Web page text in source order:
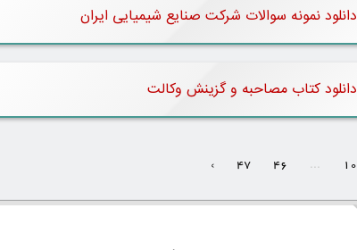
دانلود نمونه سوالات شرکت صنایع شیمیایی ایران
دانلود کتاب مصاحبه و گزینش وکالت
10
...
46
47
›